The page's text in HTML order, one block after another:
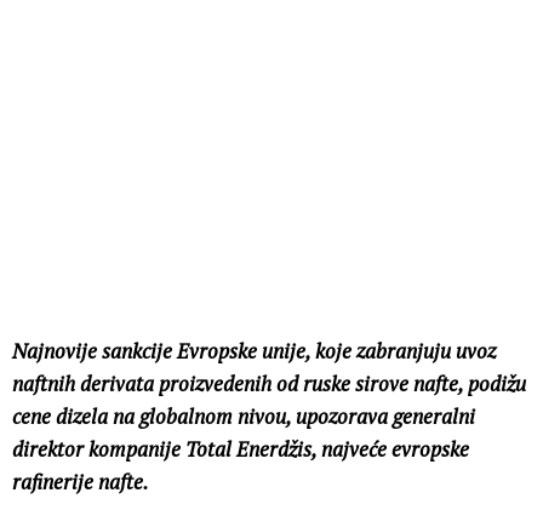
Najnovije sankcije Evropske unije, koje zabranjuju uvoz
naftnih derivata proizvedenih od ruske sirove nafte, podižu
cene dizela na globalnom nivou, upozorava generalni
direktor kompanije Total Enerdžis, najveće evropske
rafinerije nafte.